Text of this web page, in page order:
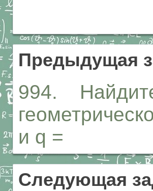
Предыдущая
994.
и q =
Следующая